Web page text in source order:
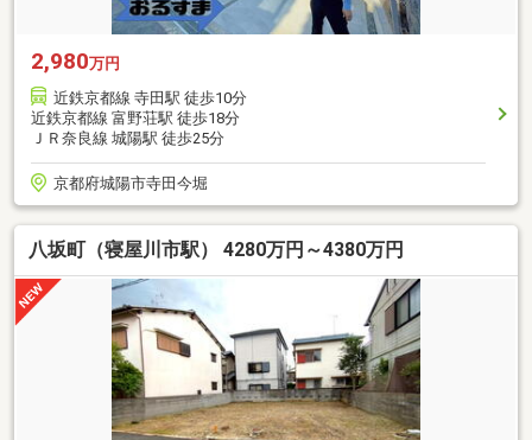
2,980万円
近鉄京都線 寺田駅 徒歩10分
近鉄京都線 富野荘駅 徒歩18分
ＪＲ奈良線 城陽駅 徒歩25分
京都府城陽市寺田今堀
八坂町（寝屋川市駅） 4280万円～4380万円